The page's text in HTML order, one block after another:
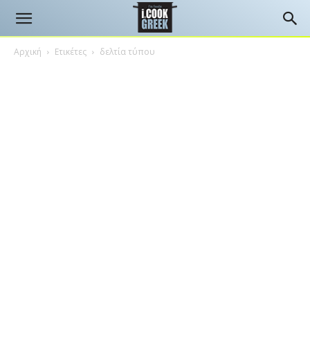
Αρχική Ετικέτες δελτία τύπου